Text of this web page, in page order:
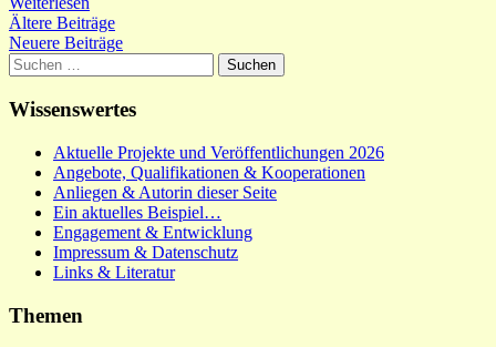
Beitragsnavigation
Ältere Beiträge
Neuere Beiträge
Suchen
nach:
Wissenswertes
Aktuelle Projekte und Veröffentlichungen 2026
Angebote, Qualifikationen & Kooperationen
Anliegen & Autorin dieser Seite
Ein aktuelles Beispiel…
Engagement & Entwicklung
Impressum & Datenschutz
Links & Literatur
Themen